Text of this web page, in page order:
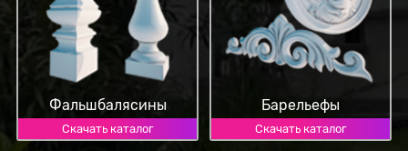
Фальшбалясины
Скачать каталог
Барельефы
Скачать каталог